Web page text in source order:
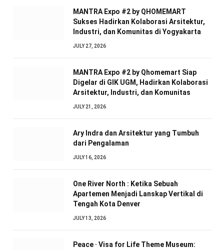
MANTRA Expo #2 by QHOMEMART
Sukses Hadirkan Kolaborasi Arsitektur,
Industri, dan Komunitas di Yogyakarta
JULY 27, 2026
MANTRA Expo #2 by Qhomemart Siap
Digelar di GIK UGM, Hadirkan Kolaborasi
Arsitektur, Industri, dan Komunitas
JULY 21, 2026
Ary Indra dan Arsitektur yang Tumbuh
dari Pengalaman
JULY 16, 2026
One River North : Ketika Sebuah
Apartemen Menjadi Lanskap Vertikal di
Tengah Kota Denver
JULY 13, 2026
Peace · Visa for Life Theme Museum: